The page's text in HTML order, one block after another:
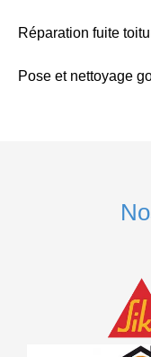
Réparation fuite
Pose et nettoyage